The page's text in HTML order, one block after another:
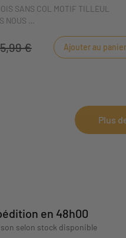
SANS COL MOTIF TILLEUL
NOUS
il est essentiel de maintenir bébé
pyjamas Sauthon en bouclette
€ Ajouter au panier
Plus
en 48h00
selon stock disponible